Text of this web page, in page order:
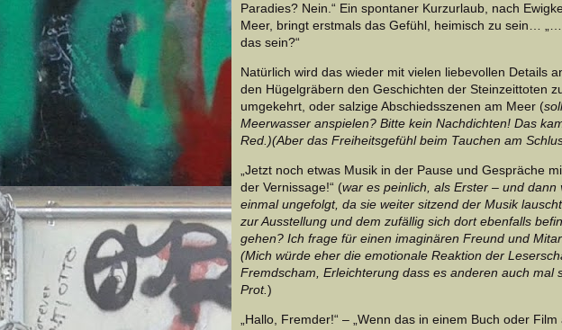
Paradies? Nein.“ Ein spontaner Kurzurlaub, nach
Meer, bringt erstmals das Gefühl, heimisch zu sein…
das sein?“
Natürlich wird das wieder mit vielen liebevollen Details
den Hügelgräbern den Geschichten der Steinzeittoten
umgekehrt, oder salzige Abschiedsszenen am Meer (
Meerwasser anspielen? Bitte kein Nachdichten! Das
Red.)(Aber das Freiheitsgefühl beim Tauchen am
„Jetzt noch etwas Musik in der Pause und Gespräche
der Vernissage!“ (war es peinlich, als Erster – und
einmal ungefolgt, da sie weiter sitzend der Musik
zur Ausstellung und dem zufällig sich dort ebenfalls
gehen? Ich frage für einen imaginären Freund und
(Mich würde eher die emotionale Reaktion der
Fremdscham, Erleichterung dass es anderen auch mal
Prot.)
„Hallo, Fremder!“ – „Wenn das in einem Buch oder